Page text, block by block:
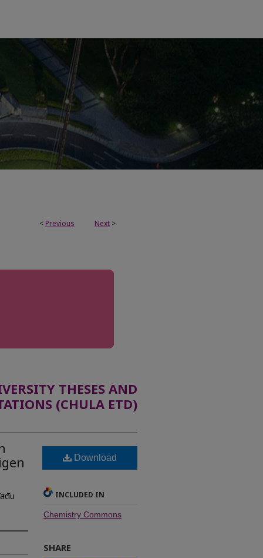
< Previous Next >
THESES AND
(CHULA ETD)
ตับ
Download
INCLUDED IN
Chemistry Commons
SHARE